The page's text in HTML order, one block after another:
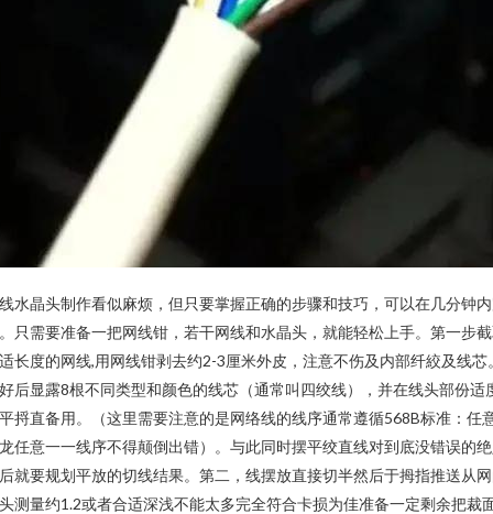
水晶头制作看似麻烦，但只要掌握正确的步骤和技巧，可以在几分钟
只需要准备一把网线钳，若干网线和水晶头，就能轻松上手。第一步
长度的网线,用网线钳剥去约2-3厘米外皮，注意不伤及内部纤絞及线芯
后显露8根不同类型和颜色的线芯（通常叫四绞线），并在线头部份适
捋直备用。（这里需要注意的是网络线的线序通常遵循568B标准：任
任意一一线序不得颠倒出错）。与此同时摆平绞直线对到底没错误的
就要规划平放的切线结果。第二，线摆放直接切半然后于拇指推送从
测量约1.2或者合适深浅不能太多完全符合卡损为佳准备一定剩余把裁